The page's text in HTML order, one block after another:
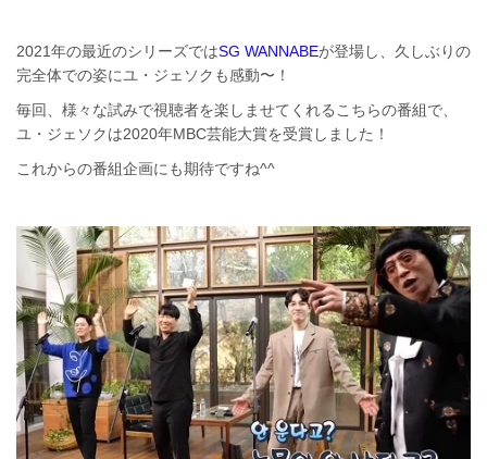
2021年の最近のシリーズではSG WANNABEが登場し、久しぶりの
完全体での姿にユ・ジェソクも感動〜！
毎回、様々な試みで視聴者を楽しませてくれるこちらの番組で、
ユ・ジェソクは2020年MBC芸能大賞を受賞しました！
これからの番組企画にも期待ですね^^